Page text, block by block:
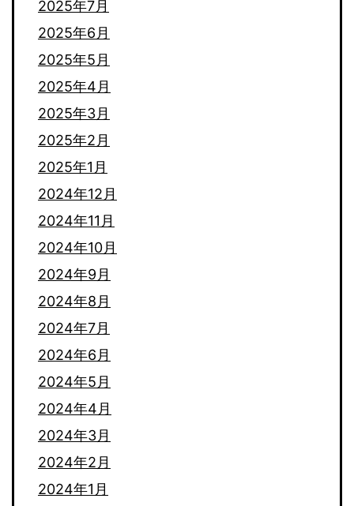
2025年7月
2025年6月
2025年5月
2025年4月
2025年3月
2025年2月
2025年1月
2024年12月
2024年11月
2024年10月
2024年9月
2024年8月
2024年7月
2024年6月
2024年5月
2024年4月
2024年3月
2024年2月
2024年1月